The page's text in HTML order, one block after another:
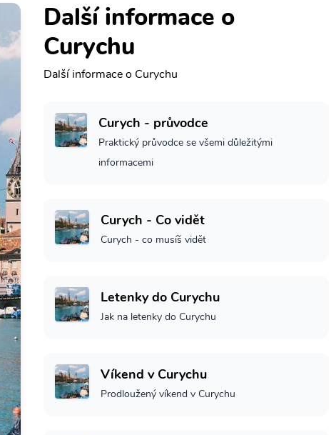
Další informace o
Curychu
Další informace o Curychu
Curych - průvodce
Praktický průvodce se všemi důležitými
informacemi
Curych - Co vidět
Curych - co musíš vidět
Letenky do Curychu
Jak na letenky do Curychu
Víkend v Curychu
Prodloužený víkend v Curychu